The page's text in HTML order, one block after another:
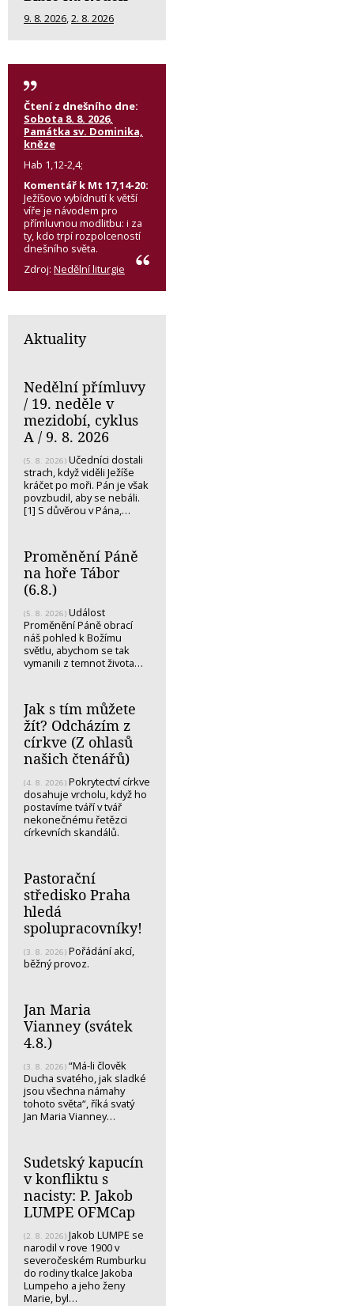
9. 8. 2026,2. 8. 2026
Čtení z dnešního dne:
Sobota 8. 8. 2026,
Památka sv. Dominika,
kněze
Hab 1,12-2,4;
Komentář k Mt 17,14-20:
Ježíšovo vybídnutí k větší
víře je návodem pro
přímluvnou modlitbu: i za
ty, kdo trpí rozpolceností
dnešního světa.
Zdroj: Nedělní liturgie
Aktuality
Nedělní přímluvy
/ 19. neděle v
mezidobí, cyklus
A / 9. 8. 2026
(5. 8. 2026) Učedníci dostali
strach, když viděli Ježíše
kráčet po moři. Pán je však
povzbudil, aby se nebáli.
[1] S důvěrou v Pána,…
Proměnění Páně
na hoře Tábor
(6.8.)
(5. 8. 2026) Událost
Proměnění Páně obrací
náš pohled k Božímu
světlu, abychom se tak
vymanili z temnot života…
Jak s tím můžete
žít? Odcházím z
církve (Z ohlasů
našich čtenářů)
(4. 8. 2026) Pokrytectví církve
dosahuje vrcholu, když ho
postavíme tváří v tvář
nekonečnému řetězci
církevních skandálů.
Pastorační
středisko Praha
hledá
spolupracovníky!
(3. 8. 2026) Pořádání akcí,
běžný provoz.
Jan Maria
Vianney (svátek
4.8.)
(3. 8. 2026) “Má-li člověk
Ducha svatého, jak sladké
jsou všechna námahy
tohoto světa“, říká svatý
Jan Maria Vianney…
Sudetský kapucín
v konfliktu s
nacisty: P. Jakob
LUMPE OFMCap
(2. 8. 2026) Jakob LUMPE se
narodil v rove 1900 v
severočeském Rumburku
do rodiny tkalce Jakoba
Lumpeho a jeho ženy
Marie, byl…